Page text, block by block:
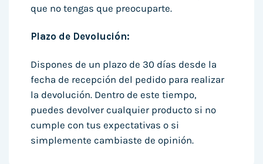
que no tengas que preocuparte.
Plazo de Devolución:
Dispones de un plazo de 30 días desde la
fecha de recepción del pedido para realizar
la devolución. Dentro de este tiempo,
puedes devolver cualquier producto si no
cumple con tus expectativas o si
simplemente cambiaste de opinión.